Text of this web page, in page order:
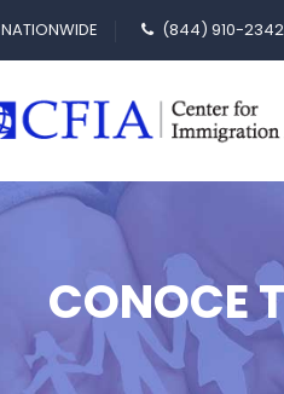
NATIONWIDE (844) 910-2342
CONOCE